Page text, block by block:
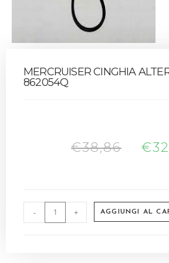
MERCRUISER CINGHIA
862054Q
€38,86 €
- + AGGIUNGI AL